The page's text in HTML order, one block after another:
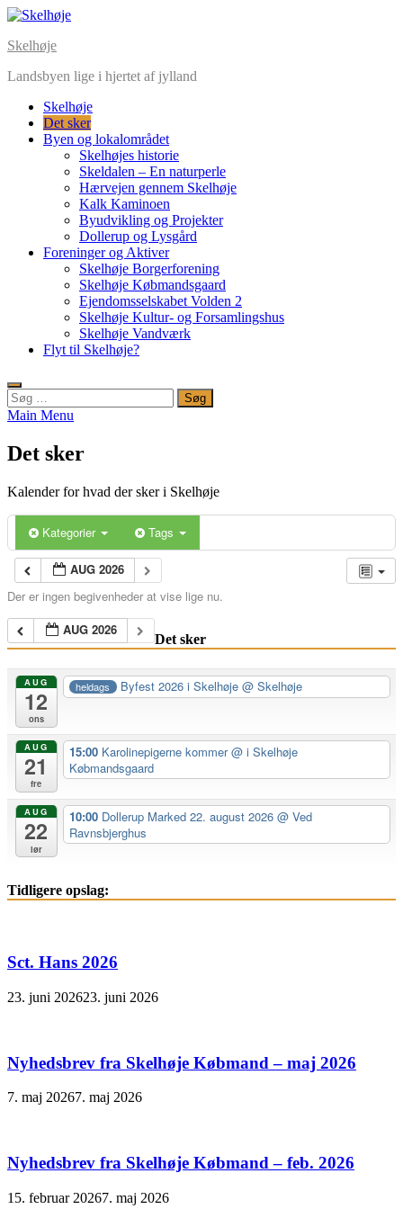
Skip
content
Skelhøje
Landsbyen lige i hjertet af jylland
Skelhøje
Det sker
Byen og lokalområdet
Skelhøjes historie
Skeldalen – En naturperle
Hærvejen gennem Skelhøje
Kalk Kaminoen
Byudvikling og Projekter
Dollerup og Lysgård
Foreninger og Aktiver
Skelhøje Borgerforening
Skelhøje Købmandsgaard
Ejendomsselskabet Volden 2
Skelhøje Kultur- og Forsamlingshus
Skelhøje Vandværk
Flyt til Skelhøje?
Søg
efter:
Main Menu
Det sker
Kalender for hvad der sker i Skelhøje
Kategorier Tags
AUG 2026
Der er ingen begivenheder at vise lige nu.
AUG 2026
Det sker
AUG
12
ons
heldags Byfest 2026 i Skelhøje@ Skelhøje
AUG
21
fre
15:00 Karolinepigerne kommer@ i Skelhøje
Købmandsgaard
AUG
22
lør
10:00 Dollerup Marked 22. august 2026 @ Ved
Ravnsbjerghus
Tidligere opslag:
Sct. Hans 2026
23. juni 202623. juni 2026
Nyhedsbrev fra Skelhøje Købmand – maj 2026
7. maj 20267. maj 2026
Nyhedsbrev fra Skelhøje Købmand – feb. 2026
15. februar 20267. maj 2026